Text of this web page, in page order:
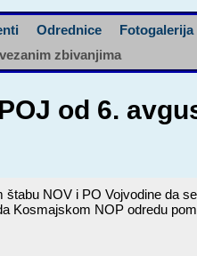
Odrednice Fotogalerija
zbivanjima
od 6.
NOV i PO Vojvodine da
Kosmajskom NOP odredu